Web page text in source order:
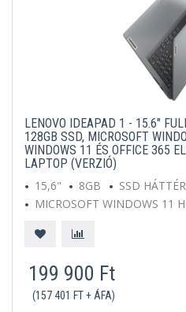
LENOVO IDEAPAD 1 - 15.6"
128GB SSD, MICROSOFT
WINDOWS 11 ÉS OFFICE 365
LAPTOP (VERZIÓ)
15,6"
8GB
SSD
MICROSOFT WINDOWS 11
199 900 Ft
(157 401 FT + ÁFA)